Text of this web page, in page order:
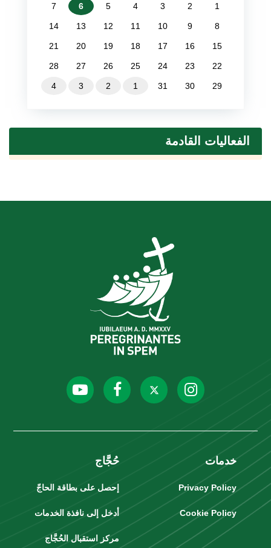
1
2
3
4
5
6
7
8
9
10
11
12
13
14
15
16
17
18
19
20
21
22
23
24
25
26
27
28
29
30
31
1
2
3
4
الفعاليات القادمة
خدمات
Privacy Policy
Cookie Policy
حُجَّاج
إحصل على بطاقة الحاجّ
أدخل إلى نافذة الخدمات
مركز استقبال الحُجَّاج